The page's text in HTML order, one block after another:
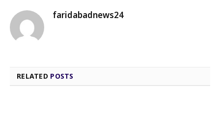
faridabadnews24
RELATED POSTS